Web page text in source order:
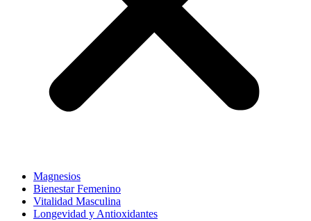
Magnesios
Bienestar Femenino
Vitalidad Masculina
Longevidad y Antioxidantes